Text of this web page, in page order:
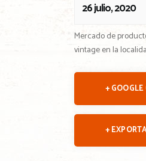
26 julio, 2020
Mercado de
vintage en la
+
+